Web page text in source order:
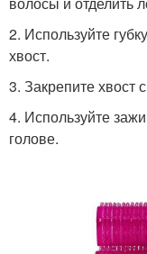
2. Используйте
хвост.
3. Закрепите хвост
4. Используйте
голове.